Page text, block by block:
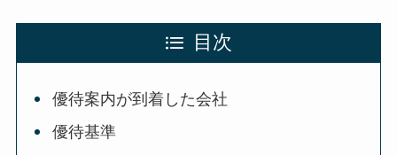
目次
優待案内が到着した会社
優待基準